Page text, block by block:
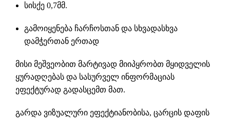
სისქე 0,7მმ.
გამოიყენება ჩარჩოსთან და სხვადასხვა
დამჭერთან ერთად
მისი მეშვეობით მარტივად მიიპყრობთ მყიდველის
ყურადღებას და სასურველ ინფორმაციას
ეფექტურად გადასცემთ მათ.
გარდა ვიზუალური ეფექტიანობისა, ცარცის დაფის